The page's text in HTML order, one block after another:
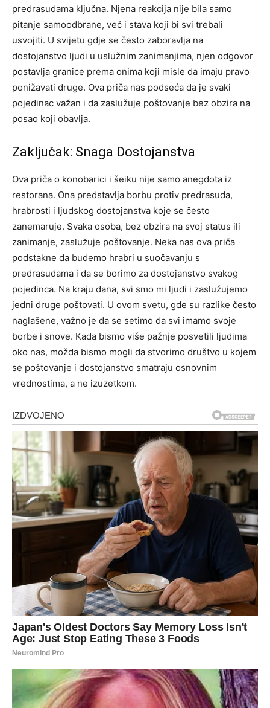
predrasudama ključna. Njena reakcija nije bila samo
pitanje samoodbrane, već i stava koji bi svi trebali
usvojiti. U svijetu gdje se često zaboravlja na
dostojanstvo ljudi u uslužnim zanimanjima, njen odgovor
postavlja granice prema onima koji misle da imaju pravo
ponižavati druge. Ova priča nas podseća da je svaki
pojedinac važan i da zaslužuje poštovanje bez obzira na
posao koji obavlja.
Zaključak: Snaga Dostojanstva
Ova priča o konobarici i šeiku nije samo anegdota iz
restorana. Ona predstavlja borbu protiv predrasuda,
hrabrosti i ljudskog dostojanstva koje se često
zanemaruje. Svaka osoba, bez obzira na svoj status ili
zanimanje, zaslužuje poštovanje. Neka nas ova priča
podstakne da budemo hrabri u suočavanju s
predrasudama i da se borimo za dostojanstvo svakog
pojedinca. Na kraju dana, svi smo mi ljudi i zaslužujemo
jedni druge poštovati. U ovom svetu, gde su razlike često
naglašene, važno je da se setimo da svi imamo svoje
borbe i snove. Kada bismo više pažnje posvetili ljudima
oko nas, možda bismo mogli da stvorimo društvo u kojem
se poštovanje i dostojanstvo smatraju osnovnim
vrednostima, a ne izuzetkom.